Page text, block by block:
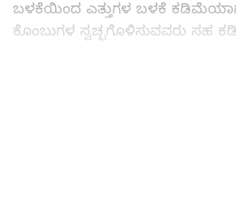
ಬಳಕೆಯಿಂದ ಎತ್ತುಗಳ ಬಳಕೆ
ಕೊಂಬುಗಳ ಸ್ವಚ್ಛಗೊಳಿಸುವವರು ಸಹ